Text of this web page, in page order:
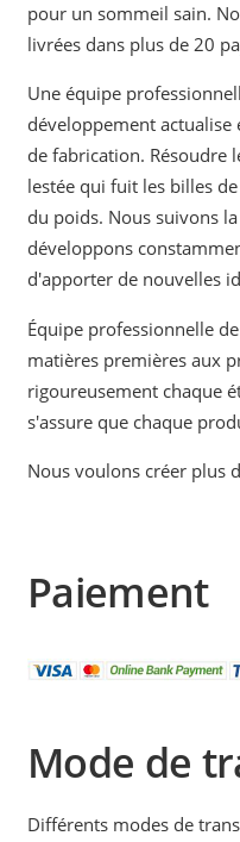
pour un sommeil sain.
livrées dans plus de 20
Une équipe
développement
de fabrication. Résoudre
lestée qui fuit les billes
du poids. Nous suivons
développons
d'apporter de nouvelles
Équipe professionnelle
matières premières aux
rigoureusement chaque
s'assure que chaque
Nous voulons créer plus
Paiement
Mode de
Différents modes de